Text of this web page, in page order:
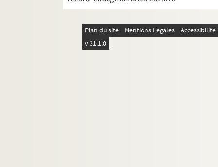
Plan du site Mentions Légales
v 31.1.0